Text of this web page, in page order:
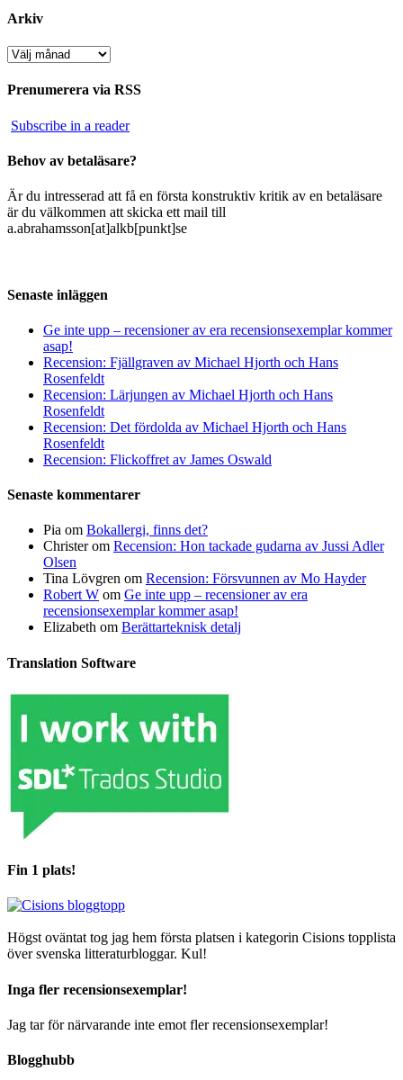
Arkiv
Arkiv
Prenumerera via RSS
Subscribe in a reader
Behov av betaläsare?
Är du intresserad att få en första konstruktiv kritik av en betaläsare
är du välkommen att skicka ett mail till
a.abrahamsson[at]alkb[punkt]se
Senaste inläggen
Ge inte upp – recensioner av era recensionsexemplar kommer
asap!
Recension: Fjällgraven av Michael Hjorth och Hans
Rosenfeldt
Recension: Lärjungen av Michael Hjorth och Hans
Rosenfeldt
Recension: Det fördolda av Michael Hjorth och Hans
Rosenfeldt
Recension: Flickoffret av James Oswald
Senaste kommentarer
Pia om Bokallergi, finns det?
Christerom Recension: Hon tackade gudarna av Jussi Adler
Olsen
Tina Lövgren om Recension: Försvunnen av Mo Hayder
Robert W om Ge inte upp – recensioner av era
recensionsexemplar kommer asap!
Elizabeth om Berättarteknisk detalj
Translation Software
Fin 1 plats!
Högst oväntat tog jag hem första platsen i kategorin Cisions topplista
över svenska litteraturbloggar. Kul!
Inga fler recensionsexemplar!
Jag tar för närvarande inte emot fler recensionsexemplar!
Blogghubb